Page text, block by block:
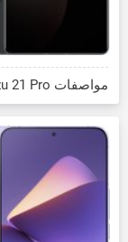
مواصفات Meizu 21 Pro